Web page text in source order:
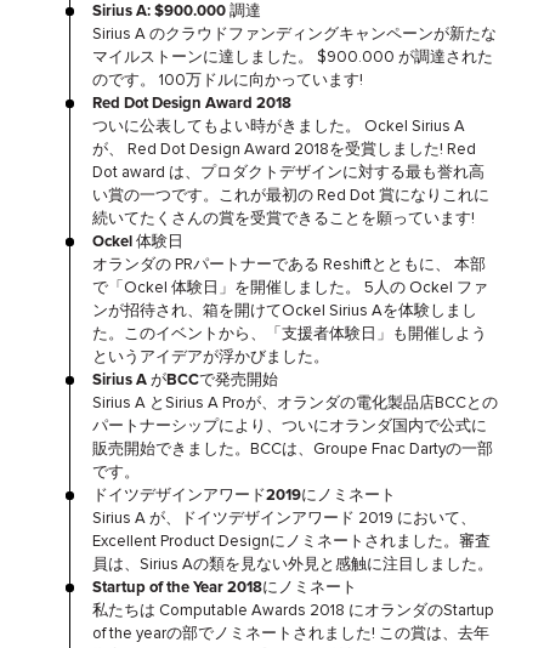
Sirius A: $900.000 調達
Sirius A のクラウドファンディングキャンペーンが新たな
マイルストーンに達しました。 $900.000 が調達された
のです。 100万ドルに向かっています!
Red Dot Design Award 2018
ついに公表してもよい時がきました。 Ockel Sirius A
が、 Red Dot Design Award 2018を受賞しました! Red
Dot award は、プロダクトデザインに対する最も誉れ高
い賞の一つです。これが最初の Red Dot 賞になりこれに
続いてたくさんの賞を受賞できることを願っています!
Ockel 体験日
オランダの PRパートナーである Reshiftとともに、 本部
で「Ockel 体験日」を開催しました。 5人の Ockel ファ
ンが招待され、箱を開けてOckel Sirius Aを体験しまし
た。このイベントから、「支援者体験日」も開催しよう
というアイデアが浮かびました。
Sirius A がBCCで発売開始
Sirius A とSirius A Proが、オランダの電化製品店BCCとの
パートナーシップにより、ついにオランダ国内で公式に
販売開始できました。BCCは、Groupe Fnac Dartyの一部
です。
ドイツデザインアワード2019にノミネート
Sirius A が、ドイツデザインアワード 2019 において、
Excellent Product Designにノミネートされました。審査
員は、Sirius Aの類を見ない外見と感触に注目しました。
Startup of the Year 2018にノミネート
私たちは Computable Awards 2018 にオランダのStartup
of the yearの部でノミネートされました! この賞は、去年